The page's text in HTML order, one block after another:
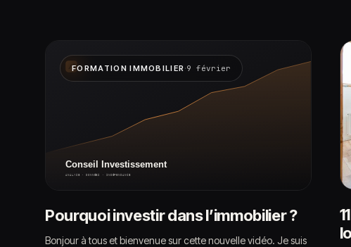
FORMATION IMMOBILIER·9 février
Pourquoi investir dans l’immobilier ?
Bonjour à tous et bienvenue sur cette nouvelle vidéo. Je suis